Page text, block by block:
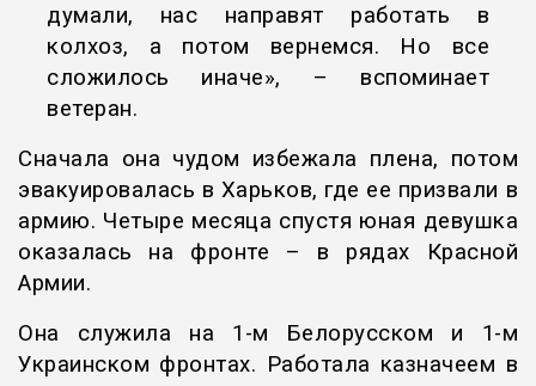
думали, нас направят работать в
колхоз, а потом вернемся. Но все
сложилось иначе», – вспоминает
ветеран.
Сначала она чудом избежала плена, потом
эвакуировалась в Харьков, где ее призвали в
армию. Четыре месяца спустя юная девушка
оказалась на фронте – в рядах Красной
Армии.
Она служила на 1-м Белорусском и 1-м
Украинском фронтах. Работала казначеем в